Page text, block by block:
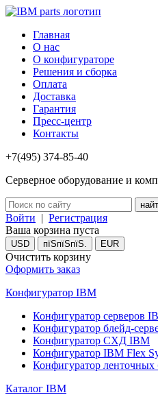
Главная
О нас
О конфигураторе
Решения и сборка
Оплата
Доставка
Гарантия
Пресс-центр
Контакты
+7(495) 374-85-40
Серверное оборудование и
Войти | Регистрация
Ваша корзина пуста
USD пїЅпїЅпїЅ. EUR
Очистить корзину
Оформить заказ
Конфигуратор IBM
Конфигуратор серверов
Конфигуратор блейд-
Конфигуратор СХД IBM
Конфигуратор IBM Flex
Конфигуратор
Каталог IBM